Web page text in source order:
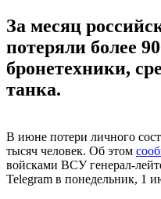
За месяц
потеряли более
бронетехники,
танка.
В июне потери личного
тысяч человек. Об этом
войсками ВСУ генерал-
Telegram в понедельник, 1